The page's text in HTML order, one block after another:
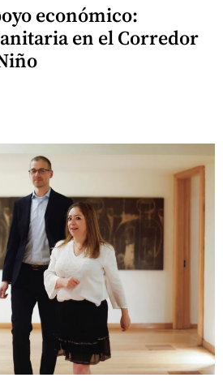
económico:
en el Corredor